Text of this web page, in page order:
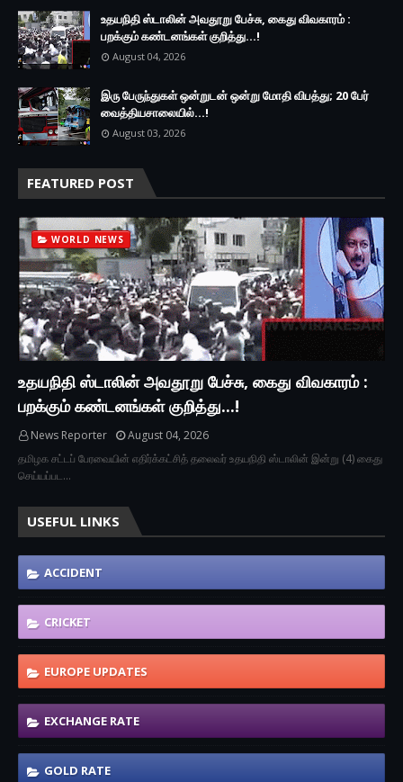
உதயநிதி ஸ்டாலின் அவதூறு பேச்சு, கைது விவகாரம் :
பறக்கும் கண்டனங்கள் குறித்து...!
August 04, 2026
இரு ப‍ேருந்துகள் ஒன்றுடன் ஒன்று மோதி விபத்து; 20 பேர்
வைத்தியசாலையில்...!
August 03, 2026
FEATURED POST
WORLD NEWS
உதயநிதி ஸ்டாலின் அவதூறு பேச்சு, கைது விவகாரம் :
பறக்கும் கண்டனங்கள் குறித்து...!
News Reporter
August 04, 2026
தமிழக சட்டப் பேரவையின் எதிர்க்கட்சித் தலைவர் உதயநிதி ஸ்டாலின் இன்று (4) கைது
செய்யப்பட…
USEFUL LINKS
ACCIDENT
CRICKET
EUROPE UPDATES
EXCHANGE RATE
GOLD RATE